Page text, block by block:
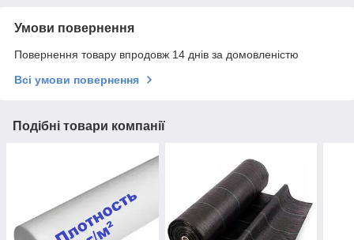
Умови повернення
Повернення товару впродовж 14 днів за домовленістю
Всі умови повернення
Подібні товари компанії